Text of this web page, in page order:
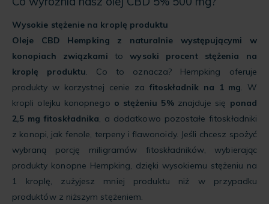
Wysokie stężenie na kroplę produktu
Oleje CBD Hempking z naturalnie występującymi w
konopiach związkami towysoki procent stężenia na
kroplę produktu. Co to oznacza? Hempking oferuje
produkty w korzystnej cenie za fitoskładnik na 1 mg. W
kropli olejku konopnego o stężeniu 5%znajduje się ponad
2,5 mg fitoskładnika, a dodatkowo pozostałe fitoskładniki
z konopi, jak fenole, terpeny i flawonoidy. Jeśli chcesz spożyć
wybraną porcję miligramów fitoskładników, wybierając
produkty konopne Hempking, dzięki wysokiemu stężeniu na
1 kroplę, zużyjesz mniej produktu niż w przypadku
produktów z niższym stężeniem.